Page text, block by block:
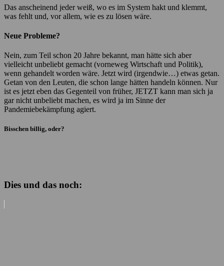
Das anscheinend jeder weiß, wo es im System hakt und klemmt,
was fehlt und, vor allem, wie es zu lösen wäre.
Neue Probleme?
Nein, zum Teil schon 20 Jahre bekannt, man hätte sich aber
vielleicht unbeliebt gemacht (vorneweg Wirtschaft und Politik),
wenn gehandelt worden wäre. Jetzt wird (irgendwie…) etwas getan.
Getan von den Leuten, die schon lange hätten handeln können. Nur
ist es jetzt eben das Gegenteil von früher, JETZT kann man sich ja
gar nicht unbeliebt machen, es wird ja im Sinne der
Pandemiebekämpfung agiert.
Bisschen billig, oder?
Dies und das noch: